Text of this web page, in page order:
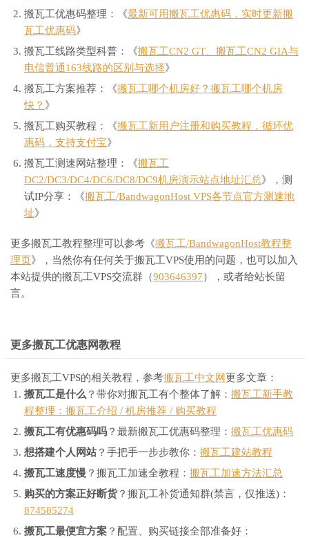
搬瓦工优惠码整理：《最新可用搬瓦工优惠码，实时更新搬
瓦工优惠码》
搬瓦工线路类型科普：《搬瓦工CN2 GT、搬瓦工CN2 GIA与
电信普通163线路的区别与选择》
搬瓦工方案推荐：《搬瓦工哪个机房好？搬瓦工哪个机房
快？ 》
搬瓦工购买教程：《搬瓦工新用户注册和购买教程，循环优
惠码，支持支付宝》
搬瓦工测速网站整理：《搬瓦工
DC2/DC3/DC4/DC6/DC8/DC9机房演示站点地址汇总》，测
试IP分享：《搬瓦工/BandwagonHost VPS各节点官方测速地
址》
更多搬瓦工教程整理可以参考《搬瓦工/BandwagonHost教程整
理页》，当然你有任何关于搬瓦工VPS使用的问题，也可以加入
本站提供的搬瓦工VPS交流群（903646397），或者给站长留
言。
更多搬瓦工优惠网教程
更多搬瓦工VPS的相关教程，参考搬瓦工中文网 更多文章：
搬瓦工是什么 ？带你对搬瓦工有个整体了解： 搬瓦工新手教
程整理：搬瓦工介绍 / 机房推荐 / 购买教程
搬瓦工有优惠码吗 ？最新搬瓦工优惠码整理： 搬瓦工优惠码
想搭建个人网站？手把手一步步教你： 搬瓦工建站教程
搬瓦工速度慢 ？搬瓦工加速全教程： 搬瓦工加速方法汇总
购买的方案正好断货？搬瓦工补货通知群(禁言，仅推送)：
874585274
搬瓦工最便宜方案 ？配置、购买链接全部准备好：